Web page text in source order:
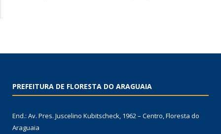
PREFEITURA DE FLORESTA DO ARAGUAIA
End.: Av. Pres. Juscelino Kubitscheck, 1962 – Centro, Floresta do
Araguaia